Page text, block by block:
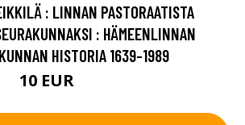
: LINNAN PASTORAATISTA
: HÄMEENLINNAN
HISTORIA 1639-1989
10 EUR